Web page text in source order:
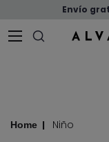
Envío
Niño
Home